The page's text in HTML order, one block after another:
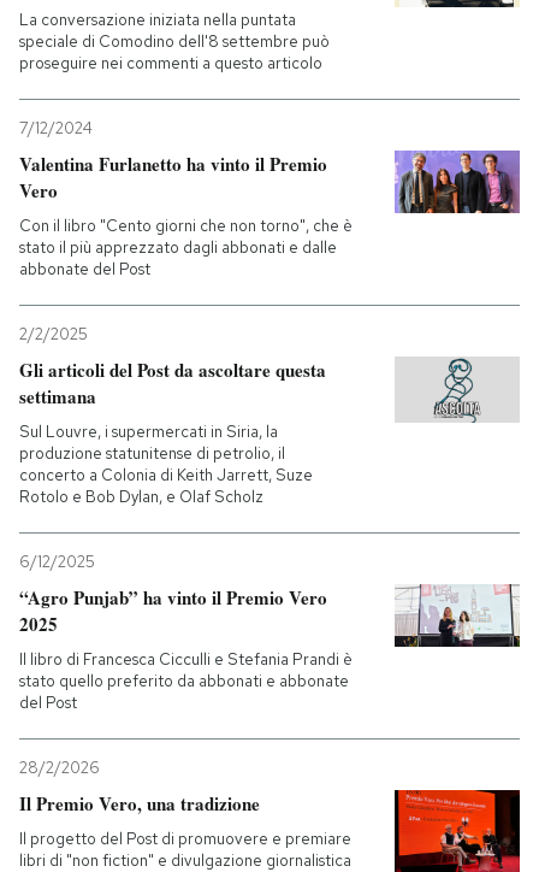
La conversazione iniziata nella puntata
speciale di Comodino dell'8 settembre può
proseguire nei commenti a questo articolo
7/12/2024
Valentina Furlanetto ha vinto il Premio
Vero
Con il libro "Cento giorni che non torno", che è
stato il più apprezzato dagli abbonati e dalle
abbonate del Post
2/2/2025
Gli articoli del Post da ascoltare questa
settimana
Sul Louvre, i supermercati in Siria, la
produzione statunitense di petrolio, il
concerto a Colonia di Keith Jarrett, Suze
Rotolo e Bob Dylan, e Olaf Scholz
6/12/2025
“Agro Punjab” ha vinto il Premio Vero
2025
Il libro di Francesca Cicculli e Stefania Prandi è
stato quello preferito da abbonati e abbonate
del Post
28/2/2026
Il Premio Vero, una tradizione
Il progetto del Post di promuovere e premiare
libri di "non fiction" e divulgazione giornalistica